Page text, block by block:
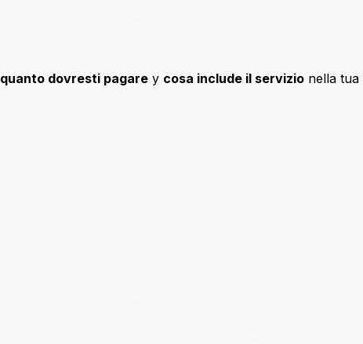
quanto dovresti pagare y cosa include il servizio nella tua